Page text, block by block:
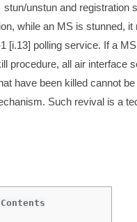
unstun and registration
while an MS is stunned, it
[i.13] polling service. If a
procedure, all air interface
have been killed cannot
Such revival is a
Contents